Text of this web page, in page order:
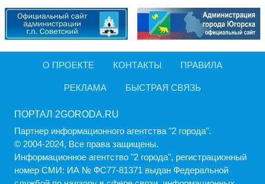
О ПРОЕКТЕ КОНТАКТЫ ПРАВИЛА
РЕКЛАМА БЫСТРАЯ СВЯЗЬ
ПОРТАЛ 2GORODA.RU
Партнер информационного агентства "2 города".
© 2004-2024, Все права защищены.
Информационное агентство "2 города", регистрационный
номер СМИ: ИА № ФС77-81371 выдан Федеральной